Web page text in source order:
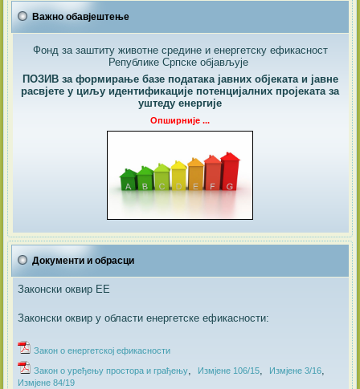
Важно обавјештење
Фонд за заштиту животне средине и енергетску ефикасност
Републике Српске објављује
ПОЗИВ за формирање базе података јавних објеката и јавне
расвјете у циљу идентификације потенцијалних пројеката за
уштеду енергије
Опширније ...
Документи и обрасци
Законски оквир ЕЕ
Законски оквир у области енергетске ефикасности:
Закон о енергетској ефикасности
Закон о уређењу простора и грађењу, Измјене 106/15, Измјене 3/16,
Измјене 84/19